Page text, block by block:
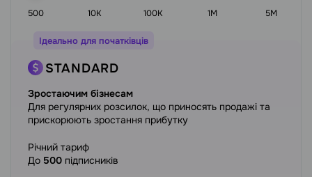
500 10K 100K 1M 5M
Ідеально для початківців
STANDARD
Зростаючим бізнесам
Для регулярних розсилок, що приносять продажі та
прискорюють зростання прибутку
Річний тариф
До 500 підписників